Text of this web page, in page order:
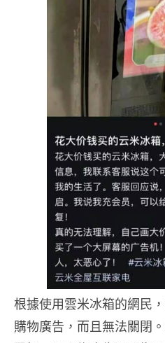
根據使用雲米冰箱的網民
購物廣告，而且無法關閉